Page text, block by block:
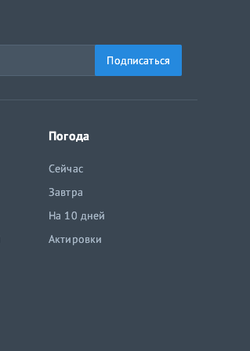
Подписаться
Погода
Сейчас
Завтра
На 10 дней
Актировки